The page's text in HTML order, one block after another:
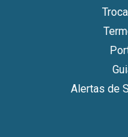
Alertas de